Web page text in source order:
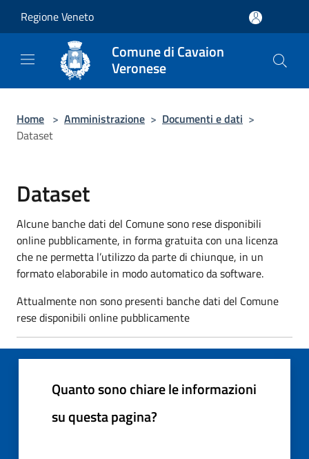
Regione Veneto
Comune di Cavaion
Veronese
Home > Amministrazione > Documenti e dati >
Dataset
Dataset
Alcune banche dati del Comune sono rese disponibili
online pubblicamente, in forma gratuita con una licenza
che ne permetta l’utilizzo da parte di chiunque, in un
formato elaborabile in modo automatico da software.
Attualmente non sono presenti banche dati del Comune
rese disponibili online pubblicamente
Quanto sono chiare le informazioni
su questa pagina?